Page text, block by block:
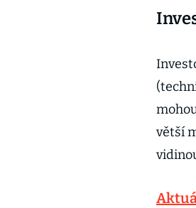
větší